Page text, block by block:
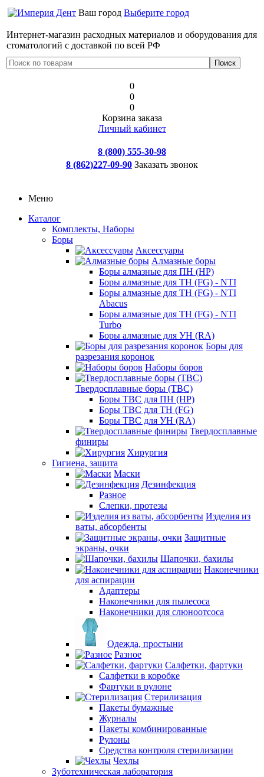
Ваш город Выберите город
Интернет-магазин расходных материалов и оборудования для
стоматологий с доставкой по всей РФ
0
0
0
Корзина заказа
Личный кабинет
8 (800) 555-30-98
8 (862)227-09-90 Заказать звонок
Меню
Каталог
Комплекты, Наборы
Боры
Аксессуары
Алмазные боры
Боры алмазные для ПН (HP)
Боры алмазные для ТН (FG) - NTI
Боры алмазные для ТН (FG) - NTI
Abacus
Боры алмазные для ТН (FG) - NTI
Turbo
Боры алмазные для УН (RA)
Боры для
разрезания коронок
Наборы боров
Твердосплавные боры (ТВС)
Боры ТВС для ПН (HP)
Боры ТВС для ТН (FG)
Боры ТВС для УН (RA)
Твердосплавные
финиры
Хирургия
Гигиена, защита
Маски
Дезинфекция
Разное
Слепки, протезы
Изделия из
ваты, абсорбенты
Защитные
экраны, очки
Шапочки, бахилы
Наконечники
для аспирации
Адаптеры
Наконечники для пылесоса
Наконечники для слюноотсоса
Одежда, простыни
Разное
Салфетки, фартуки
Салфетки в коробке
Фартуки в рулоне
Стерилизация
Пакеты бумажные
Журналы
Пакеты комбинированные
Рулоны
Средства контроля стерилизации
Чехлы
Зуботехническая лаборатория